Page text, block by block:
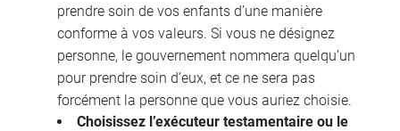
prendre soin de vos enfants d’une manière
conforme à vos valeurs. Si vous ne désignez
personne, le gouvernement nommera quelqu’un
pour prendre soin d’eux, et ce ne sera pas
forcément la personne que vous auriez choisie.
Choisissez l’exécuteur testamentaire ou le